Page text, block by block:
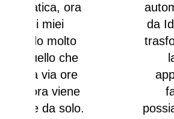
automatizzata
da Ideomatica,
trasformato e
la gestione
appuntamenti e
fatturazione.
possiamo